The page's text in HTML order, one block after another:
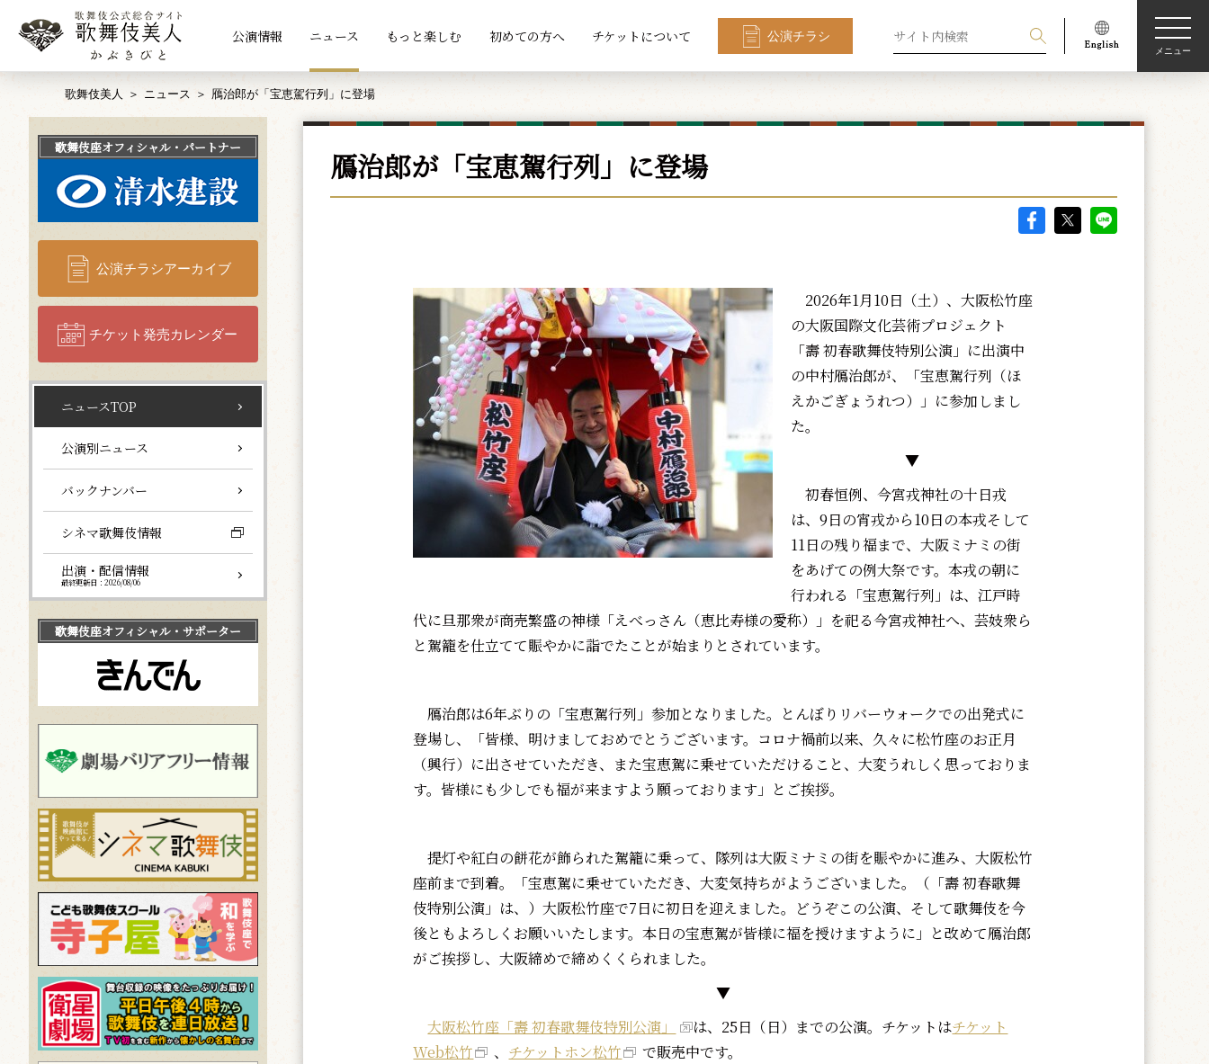
公演情報 ニュース もっと楽しむ 初めての方へ チケットについて 公演チラシ
メニュー
歌舞伎美人 ニュース 鴈治郎が「宝恵駕行列」に登場
鴈治郎が「宝恵駕行列」に登場
2026年1月10日（土）、大阪松竹座
の大阪国際文化芸術プロジェクト
「壽 初春歌舞伎特別公演」に出演中
の中村鴈治郎が、「宝恵駕行列（ほ
えかごぎょうれつ）」に参加しまし
た。
▼
初春恒例、今宮戎神社の十日戎
は、9日の宵戎から10日の本戎そして
11日の残り福まで、大阪ミナミの街
をあげての例大祭です。本戎の朝に
行われる「宝恵駕行列」は、江戸時
代に旦那衆が商売繁盛の神様「えべっさん（恵比寿様の愛称）」を祀る今宮戎神社へ、芸妓衆ら
と駕籠を仕立てて賑やかに詣でたことが始まりとされています。
鴈治郎は6年ぶりの「宝恵駕行列」参加となりました。とんぼりリバーウォークでの出発式に
登場し、「皆様、明けましておめでとうございます。コロナ禍前以来、久々に松竹座のお正月
（興行）に出させていただき、また宝恵駕に乗せていただけること、大変うれしく思っておりま
す。皆様にも少しでも福が来ますよう願っております」とご挨拶。
提灯や紅白の餅花が飾られた駕籠に乗って、隊列は大阪ミナミの街を賑やかに進み、大阪松竹
座前まで到着。「宝恵駕に乗せていただき、大変気持ちがようございました。（「壽 初春歌舞
伎特別公演」は、）大阪松竹座で7日に初日を迎えました。どうぞこの公演、そして歌舞伎を今
後ともよろしくお願いいたします。本日の宝恵駕が皆様に福を授けますように」と改めて鴈治郎
がご挨拶し、大阪締めで締めくくられました。
▼
大阪松竹座「壽 初春歌舞伎特別公演」
は、25日（日）までの公演。チケットはチケット
Web松竹
、 チケットホン松竹 で販売中です。
歌舞伎座オフィシャル・パートナー
公演チラシアーカイブ
チケット発売カレンダー
ニュースTOP
公演別ニュース
バックナンバー
シネマ歌舞伎情報
出演・配信情報
最終更新日：2026/08/06
歌舞伎座オフィシャル・サポーター